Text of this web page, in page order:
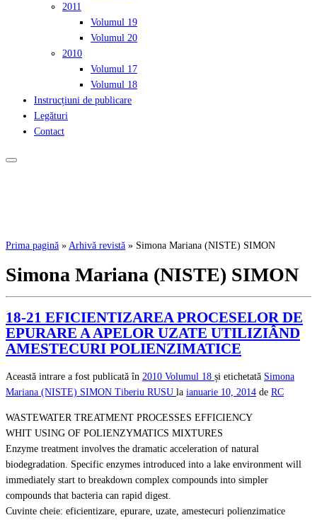
2011
Volumul 19
Volumul 20
2010
Volumul 17
Volumul 18
Instrucțiuni de publicare
Legături
Contact
Prima pagină » Arhivă revistă » Simona Mariana (NISTE) SIMON
Simona Mariana (NISTE) SIMON
18-21 EFICIENTIZAREA PROCESELOR DE
EPURARE A APELOR UZATE UTILIZIÂND
AMESTECURI POLIENZIMATICE
Această intrare a fost publicată în 2010 Volumul 18 și etichetată Simona
Mariana (NISTE) SIMON Tiberiu RUSU la ianuarie 10, 2014 de RC
WASTEWATER TREATMENT PROCESSES EFFICIENCY
WHIT USING OF POLIENZYMATICS MIXTURES
Enzyme treatment involves the dramatic acceleration of natural
biodegradation. Specific enzymes introduced into a lake environment will
immediately start to breakdown complex compounds into simpler
compounds that bacteria can rapid digest.
Cuvinte cheie: eficientizare, epurare, uzate, amestecuri polienzimatice